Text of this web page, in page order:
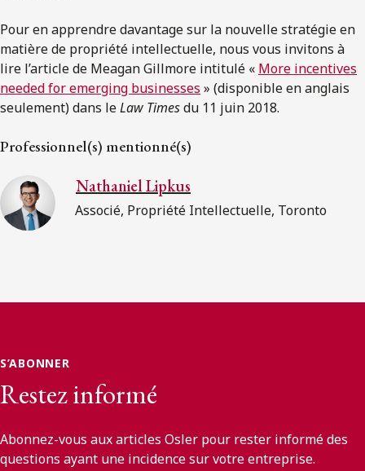
Pour en apprendre davantage sur la nouvelle stratégie en
matière de propriété intellectuelle, nous vous invitons à
lire l’article de Meagan Gillmore intitulé « More incentives
needed for emerging businesses » (disponible en anglais
seulement) dans leLaw Timesdu 11 juin 2018.
Professionnel(s) mentionné(s)
Nathaniel Lipkus
Associé, Propriété Intellectuelle, Toronto
S’ABONNER
Restez informé
Abonnez-vous aux articles Osler pour rester informé des
questions ayant une incidence sur votre entreprise.